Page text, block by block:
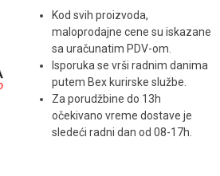
Kod svih proizvoda,
maloprodajne cene su iskazane
sa uračunatim PDV-om.
Isporuka se vrši radnim danima
putem Bex kurirske službe.
Za porudžbine do 13h
očekivano vreme dostave je
sledeći radni dan od 08-17h.